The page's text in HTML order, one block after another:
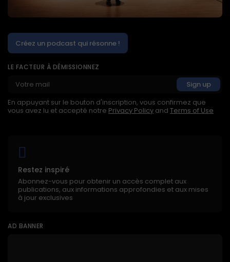
Créez un podcast qui résonne !
LE FACTEUR À DÉMISSIONNEZ
En appuyant sur le bouton d'inscription, vous confirmez que
vous avez lu et accepté notre Privacy Policy and Terms of Use
Restez inspiré
Abonnez-vous pour obtenir un accès complet aux
publications, aux informations approfondies et aux mises
à jour exclusives
AD BANNER